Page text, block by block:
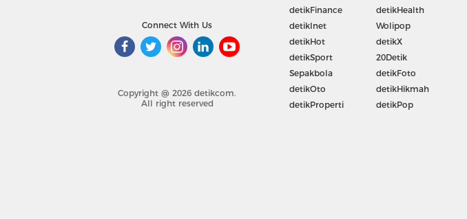
Connect With Us
Copyright @ 2026 detikcom.
All right reserved
detikFinance
detikInet
detikHot
detikSport
Sepakbola
detikOto
detikProperti
detikHealth
Wolipop
detikX
20Detik
detikFoto
detikHikmah
detikPop